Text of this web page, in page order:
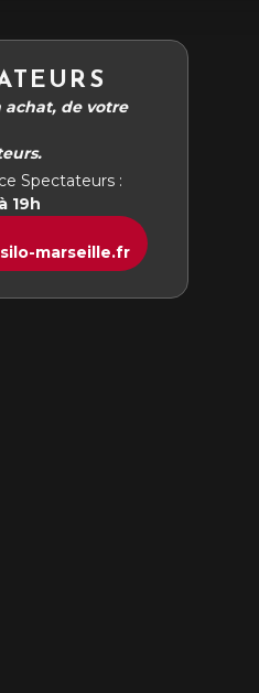
achat, de votre
Spectateurs :
19h
marseille.fr